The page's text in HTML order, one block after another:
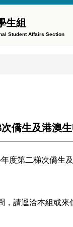
生組
Student Affairs Section
次僑生及港澳
度第二梯次僑生
請逕洽本組或來